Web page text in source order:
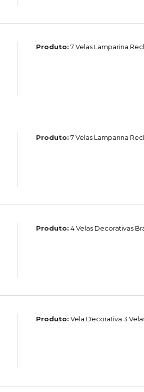
Produto: 7 Velas Lamparina
Produto: 7 Velas Lamparina
Produto: 4 Velas Decorativas
Produto: Vela Decorativa 3